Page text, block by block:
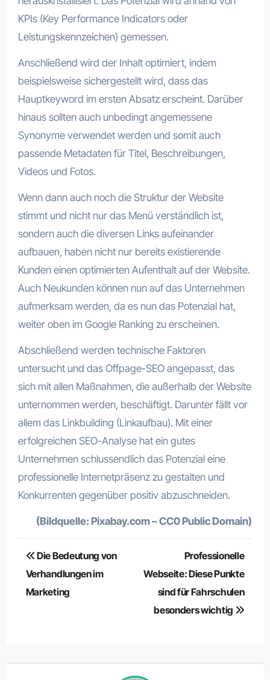
KPIs (Key Performance Indicators oder
Leistungskennzeichen) gemessen.
Anschließend wird der Inhalt optimiert, indem
beispielsweise sichergestellt wird, dass das
Hauptkeyword im ersten Absatz erscheint. Darüber
hinaus sollten auch unbedingt angemessene
Synonyme verwendet werden und somit auch
passende Metadaten für Titel, Beschreibungen,
Videos und Fotos.
Wenn dann auch noch die Struktur der Website
stimmt und nicht nur das Menü verständlich ist,
sondern auch die diversen Links aufeinander
aufbauen, haben nicht nur bereits existierende
Kunden einen optimierten Aufenthalt auf der Website.
Auch Neukunden können nun auf das Unternehmen
aufmerksam werden, da es nun das Potenzial hat,
weiter oben im Google Ranking zu erscheinen.
Abschließend werden technische Faktoren
untersucht und das Offpage-SEO angepasst, das
sich mit allen Maßnahmen, die außerhalb der Website
unternommen werden, beschäftigt. Darunter fällt vor
allem das Linkbuilding (Linkaufbau). Mit einer
erfolgreichen SEO-Analyse hat ein gutes
Unternehmen schlussendlich das Potenzial eine
professionelle Internetpräsenz zu gestalten und
Konkurrenten gegenüber positiv abzuschneiden.
(Bildquelle: Pixabay.com – CC0 Public Domain)
Beitragsnavigation
Die Bedeutung von
Verhandlungen im
Marketing
Professionelle
Webseite: Diese Punkte
sind für Fahrschulen
besonders wichtig